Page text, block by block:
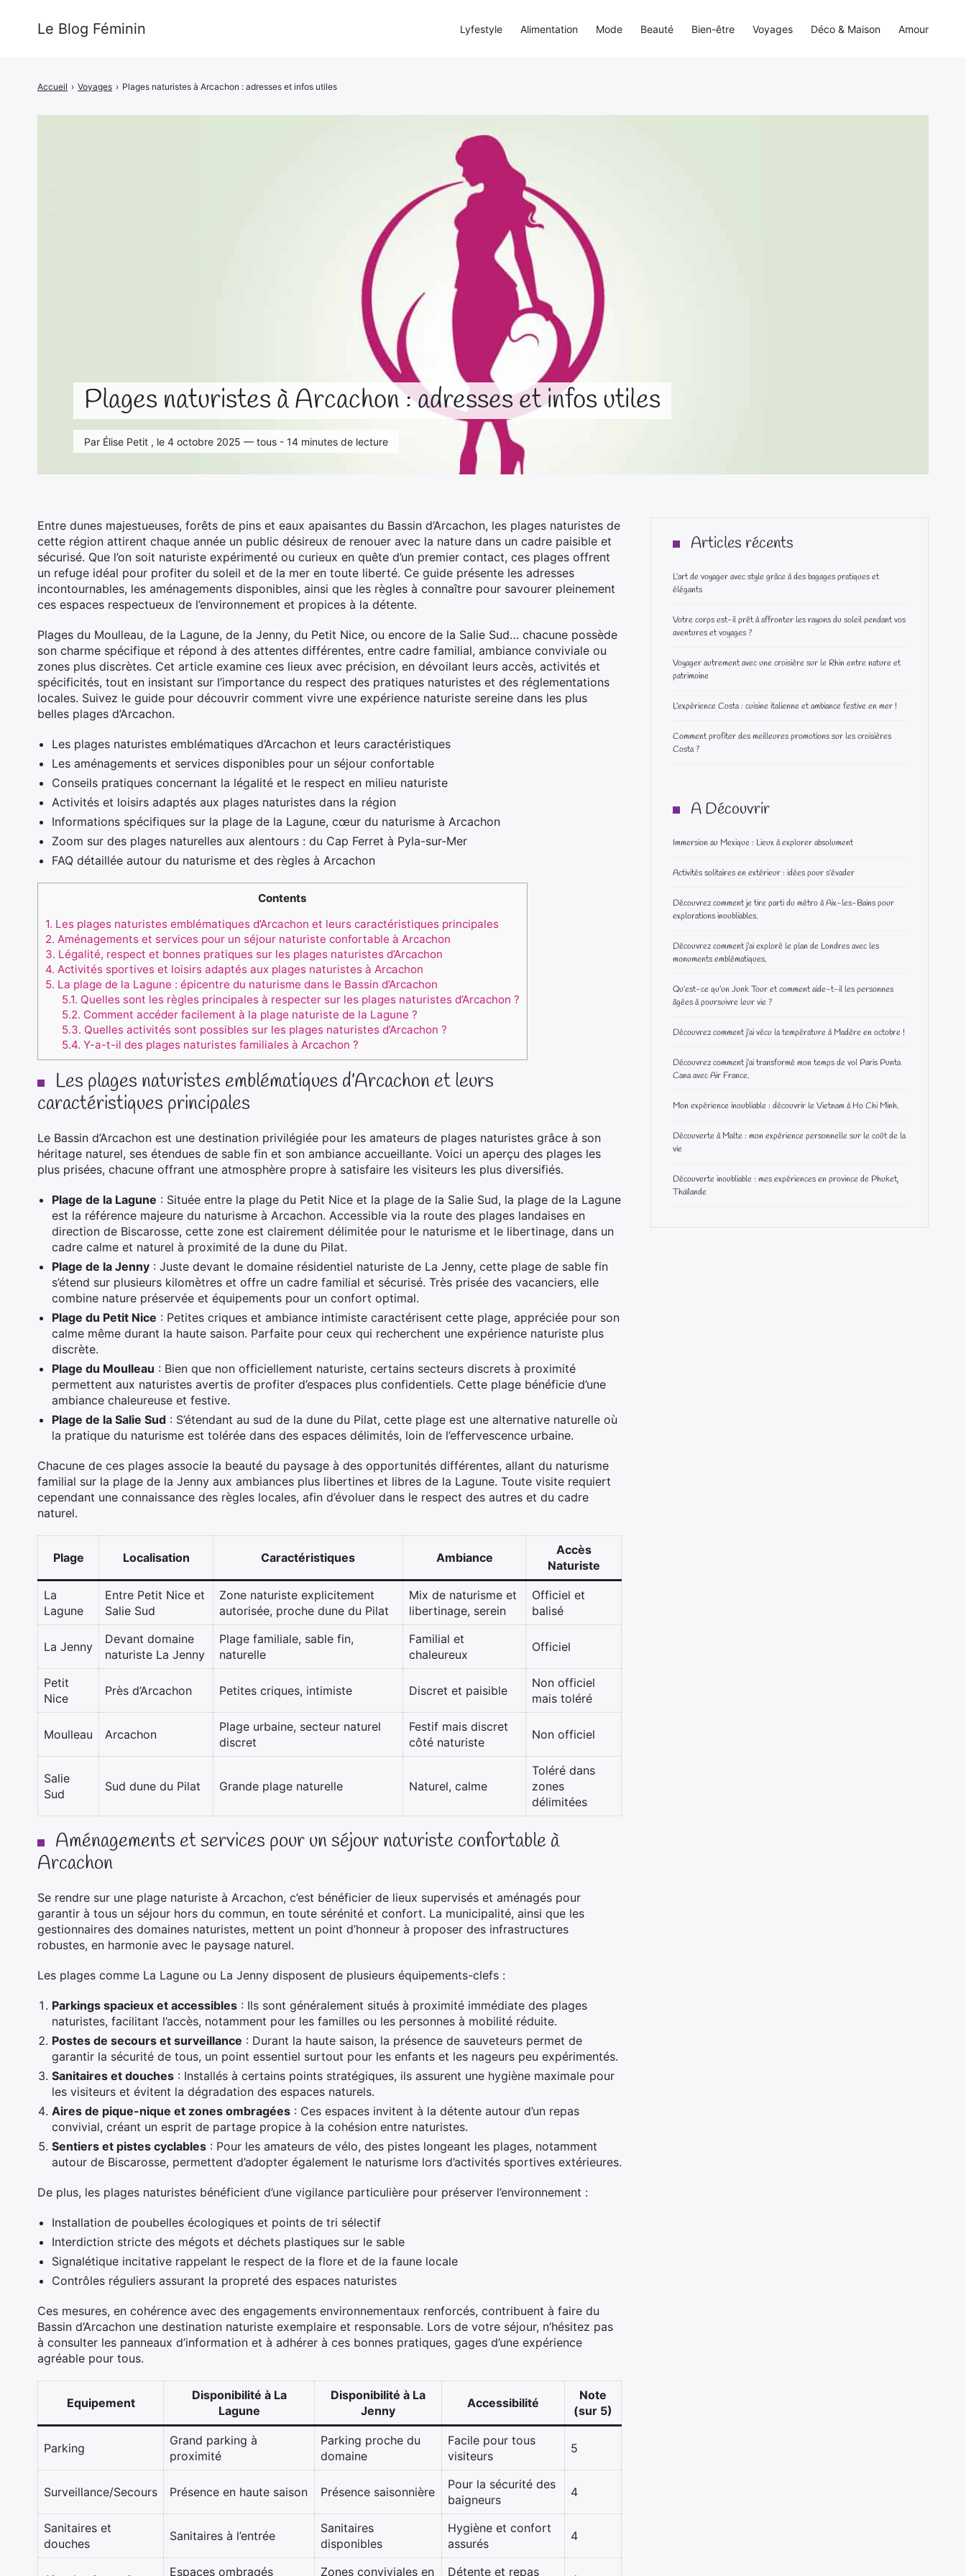
Plages naturistes à Arcachon : adresses et infos utiles
Par Élise Petit , le 4 octobre 2025 — tous - 14 minutes de lecture
Accueil › Voyages › Plages naturistes à Arcachon : adresses et infos utiles
Entre dunes majestueuses, forêts de pins et eaux apaisantes du Bassin d’Arcachon, les plages naturistes de
cette région attirent chaque année un public désireux de renouer avec la nature dans un cadre paisible et
sécurisé. Que l’on soit naturiste expérimenté ou curieux en quête d’un premier contact, ces plages offrent
un refuge idéal pour profiter du soleil et de la mer en toute liberté. Ce guide présente les adresses
incontournables, les aménagements disponibles, ainsi que les règles à connaître pour savourer pleinement
ces espaces respectueux de l’environnement et propices à la détente.
Plages du Moulleau, de la Lagune, de la Jenny, du Petit Nice, ou encore de la Salie Sud… chacune possède
son charme spécifique et répond à des attentes différentes, entre cadre familial, ambiance conviviale ou
zones plus discrètes. Cet article examine ces lieux avec précision, en dévoilant leurs accès, activités et
spécificités, tout en insistant sur l’importance du respect des pratiques naturistes et des réglementations
locales. Suivez le guide pour découvrir comment vivre une expérience naturiste sereine dans les plus
belles plages d’Arcachon.
Les plages naturistes emblématiques d’Arcachon et leurs caractéristiques
Les aménagements et services disponibles pour un séjour confortable
Conseils pratiques concernant la légalité et le respect en milieu naturiste
Activités et loisirs adaptés aux plages naturistes dans la région
Informations spécifiques sur la plage de la Lagune, cœur du naturisme à Arcachon
Zoom sur des plages naturelles aux alentours : du Cap Ferret à Pyla-sur-Mer
FAQ détaillée autour du naturisme et des règles à Arcachon
Contents
1. Les plages naturistes emblématiques d’Arcachon et leurs caractéristiques principales
2. Aménagements et services pour un séjour naturiste confortable à Arcachon
3. Légalité, respect et bonnes pratiques sur les plages naturistes d’Arcachon
4. Activités sportives et loisirs adaptés aux plages naturistes à Arcachon
5. La plage de la Lagune : épicentre du naturisme dans le Bassin d’Arcachon
5.1. Quelles sont les règles principales à respecter sur les plages naturistes d’Arcachon ?
5.2. Comment accéder facilement à la plage naturiste de la Lagune ?
5.3. Quelles activités sont possibles sur les plages naturistes d’Arcachon ?
5.4. Y-a-t-il des plages naturistes familiales à Arcachon ?
Les plages naturistes emblématiques d’Arcachon et leurs
caractéristiques principales
Le Bassin d’Arcachon est une destination privilégiée pour les amateurs de plages naturistes grâce à son
héritage naturel, ses étendues de sable fin et son ambiance accueillante. Voici un aperçu des plages les
plus prisées, chacune offrant une atmosphère propre à satisfaire les visiteurs les plus diversifiés.
Plage de la Lagune : Située entre la plage du Petit Nice et la plage de la Salie Sud, la plage de la Lagune
est la référence majeure du naturisme à Arcachon. Accessible via la route des plages landaises en
direction de Biscarosse, cette zone est clairement délimitée pour le naturisme et le libertinage, dans un
cadre calme et naturel à proximité de la dune du Pilat.
Plage de la Jenny : Juste devant le domaine résidentiel naturiste de La Jenny, cette plage de sable fin
s’étend sur plusieurs kilomètres et offre un cadre familial et sécurisé. Très prisée des vacanciers, elle
combine nature préservée et équipements pour un confort optimal.
Plage du Petit Nice : Petites criques et ambiance intimiste caractérisent cette plage, appréciée pour son
calme même durant la haute saison. Parfaite pour ceux qui recherchent une expérience naturiste plus
discrète.
Plage du Moulleau : Bien que non officiellement naturiste, certains secteurs discrets à proximité
permettent aux naturistes avertis de profiter d’espaces plus confidentiels. Cette plage bénéficie d’une
ambiance chaleureuse et festive.
Plage de la Salie Sud : S’étendant au sud de la dune du Pilat, cette plage est une alternative naturelle où
la pratique du naturisme est tolérée dans des espaces délimités, loin de l’effervescence urbaine.
Chacune de ces plages associe la beauté du paysage à des opportunités différentes, allant du naturisme
familial sur la plage de la Jenny aux ambiances plus libertines et libres de la Lagune. Toute visite requiert
cependant une connaissance des règles locales, afin d’évoluer dans le respect des autres et du cadre
naturel.
Plage Localisation Caractéristiques Ambiance
Accès
Naturiste
La
Lagune
Entre Petit Nice et
Salie Sud
Zone naturiste explicitement
autorisée, proche dune du Pilat
Mix de naturisme et
libertinage, serein
Officiel et
balisé
La Jenny
Devant domaine
naturiste La Jenny
Plage familiale, sable fin,
naturelle
Familial et
chaleureux
Officiel
Petit
Nice
Près d’Arcachon Petites criques, intimiste Discret et paisible
Non officiel
mais toléré
Moulleau Arcachon
Plage urbaine, secteur naturel
discret
Festif mais discret
côté naturiste
Non officiel
Salie
Sud
Sud dune du Pilat Grande plage naturelle Naturel, calme
Toléré dans
zones
délimitées
Aménagements et services pour un séjour naturiste confortable à
Arcachon
Se rendre sur une plage naturiste à Arcachon, c’est bénéficier de lieux supervisés et aménagés pour
garantir à tous un séjour hors du commun, en toute sérénité et confort. La municipalité, ainsi que les
gestionnaires des domaines naturistes, mettent un point d’honneur à proposer des infrastructures
robustes, en harmonie avec le paysage naturel.
Les plages comme La Lagune ou La Jenny disposent de plusieurs équipements-clefs :
Parkings spacieux et accessibles : Ils sont généralement situés à proximité immédiate des plages
naturistes, facilitant l’accès, notamment pour les familles ou les personnes à mobilité réduite.
Postes de secours et surveillance : Durant la haute saison, la présence de sauveteurs permet de
garantir la sécurité de tous, un point essentiel surtout pour les enfants et les nageurs peu expérimentés.
Sanitaires et douches : Installés à certains points stratégiques, ils assurent une hygiène maximale pour
les visiteurs et évitent la dégradation des espaces naturels.
Aires de pique-nique et zones ombragées : Ces espaces invitent à la détente autour d’un repas
convivial, créant un esprit de partage propice à la cohésion entre naturistes.
Sentiers et pistes cyclables : Pour les amateurs de vélo, des pistes longeant les plages, notamment
autour de Biscarosse, permettent d’adopter également le naturisme lors d’activités sportives extérieures.
De plus, les plages naturistes bénéficient d’une vigilance particulière pour préserver l’environnement :
Installation de poubelles écologiques et points de tri sélectif
Interdiction stricte des mégots et déchets plastiques sur le sable
Signalétique incitative rappelant le respect de la flore et de la faune locale
Contrôles réguliers assurant la propreté des espaces naturistes
Ces mesures, en cohérence avec des engagements environnementaux renforcés, contribuent à faire du
Bassin d’Arcachon une destination naturiste exemplaire et responsable. Lors de votre séjour, n’hésitez pas
à consulter les panneaux d’information et à adhérer à ces bonnes pratiques, gages d’une expérience
agréable pour tous.
Equipement
Disponibilité à La
Lagune
Disponibilité à La
Jenny
Accessibilité
Note
(sur 5)
Parking
Grand parking à
proximité
Parking proche du
domaine
Facile pour tous
visiteurs
5
Surveillance/Secours Présence en haute saison Présence saisonnière
Pour la sécurité des
baigneurs
4
Sanitaires et
douches
Sanitaires à l’entrée
Sanitaires
disponibles
Hygiène et confort
assurés
4
Espaces ombragés Zones conviviales en Détente et repas
Articles récents
L’art de voyager avec style grâce à des bagages pratiques et
élégants
Votre corps est-il prêt à affronter les rayons du soleil pendant vos
aventures et voyages ?
Voyager autrement avec une croisière sur le Rhin entre nature et
patrimoine
L’expérience Costa : cuisine italienne et ambiance festive en mer !
Comment profiter des meilleures promotions sur les croisières
Costa ?
A Découvrir
Immersion au Mexique : Lieux à explorer absolument
Activités solitaires en extérieur : idées pour s’évader
Découvrez comment je tire parti du métro à Aix-les-Bains pour
explorations inoubliables.
Découvrez comment j’ai exploré le plan de Londres avec les
monuments emblématiques.
Qu’est-ce qu’un Junk Tour et comment aide-t-il les personnes
âgées à poursuivre leur vie ?
Découvrez comment j’ai vécu la température à Madère en octobre !
Découvrez comment j’ai transformé mon temps de vol Paris Punta
Cana avec Air France.
Mon expérience inoubliable : découvrir le Vietnam à Ho Chi Minh.
Découverte à Malte : mon expérience personnelle sur le coût de la
vie
Découverte inoubliable : mes expériences en province de Phuket,
Thaïlande
Le Blog Féminin Lyfestyle Alimentation Mode Beauté Bien-être Voyages Déco & Maison Amour